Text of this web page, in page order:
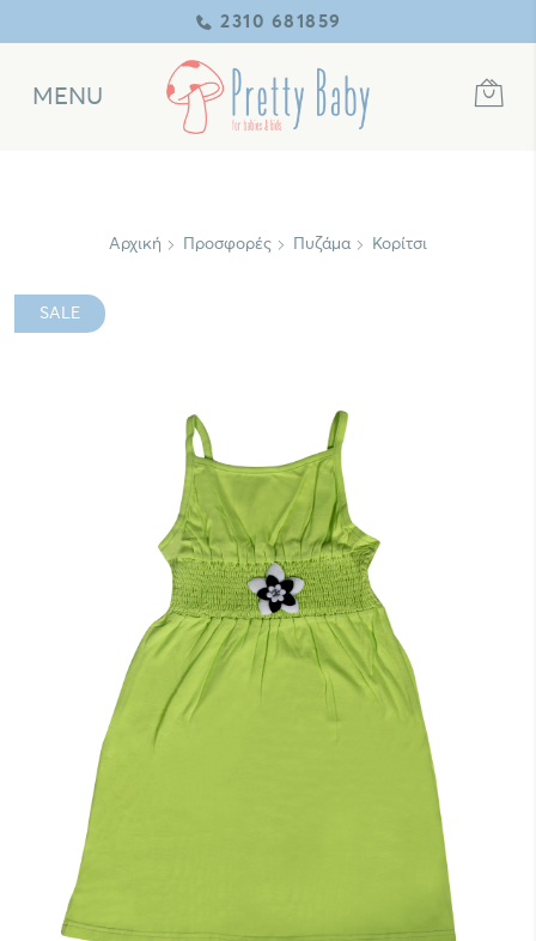
2310 681859
MENU
Αρχική Προσφορές Πυζάμα Κορίτσι
SALE